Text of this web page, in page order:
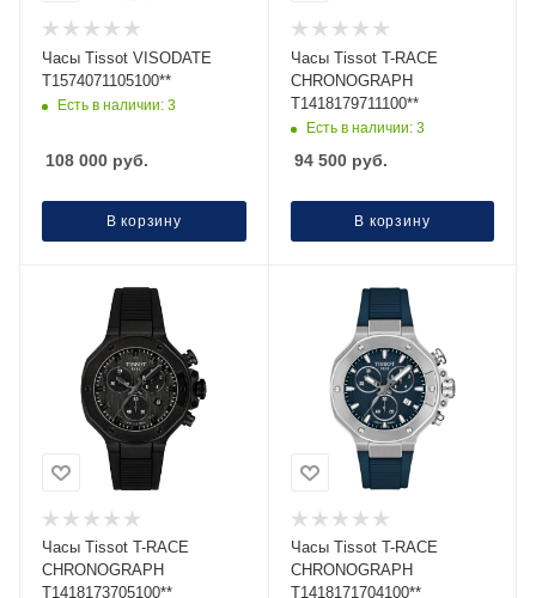
Часы Тissot VISODATE
T1574071105100**
Есть в наличии: 3
108 000 руб.
В корзину
Часы Tissot T-RACE
CHRONOGRAPH
T1418179711100**
Есть в наличии: 3
94 500руб.
В корзину
Часы Tissot T-RACE
CHRONOGRAPH
T1418173705100**
Часы Tissot T-RACE
CHRONOGRAPH
T1418171704100**